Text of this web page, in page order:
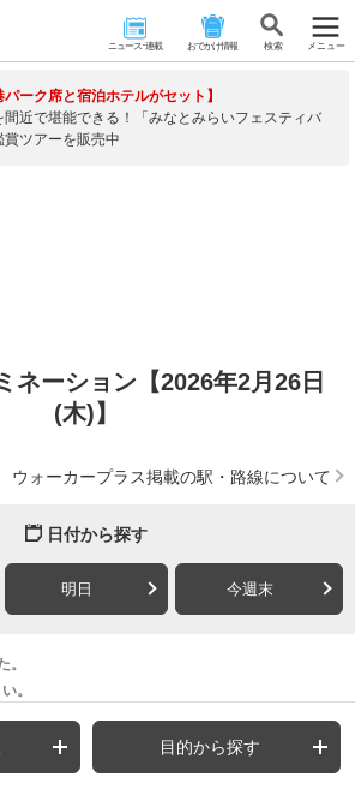
ニュース･連載 おでかけ情報 検 索 メニュー
パーク席と宿泊ホテルがセット】
間近で堪能できる！「みなとみらいフェスティバ
賞ツアーを販売中
ネーション【2026年2月26日
(木)】
ウォーカープラス掲載の駅・路線について
日付から探す
明日 今週末
。
。
目的から探す